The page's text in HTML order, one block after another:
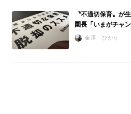
〝不適切保育〟
園長「いまがチャン
金澤 ひかり